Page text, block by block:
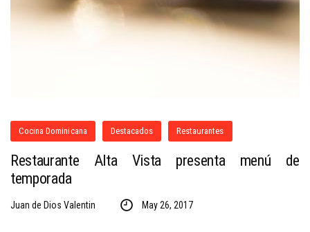
Cocina Dominicana Destacados Restaurantes
Restaurante Alta Vista presenta menú de
temporada
Juan de Dios Valentin May 26, 2017